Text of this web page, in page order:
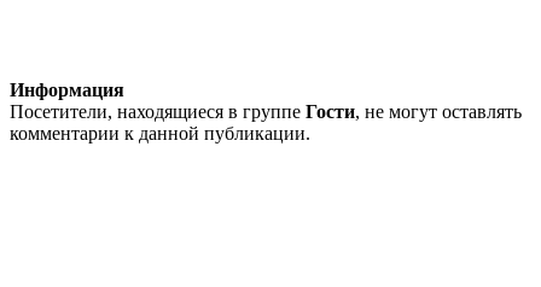
Информация
Посетители, находящиеся в группе Гости, не могут оставлять
комментарии к данной публикации.